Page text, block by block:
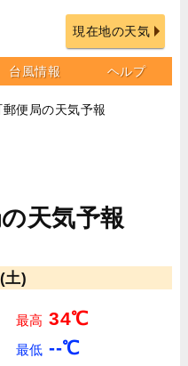
現在地の天気
台風情報 ヘルプ
便局の天気予報
天気予報
土)
最高 34℃
最低 --℃